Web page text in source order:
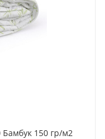
150 гр/м2